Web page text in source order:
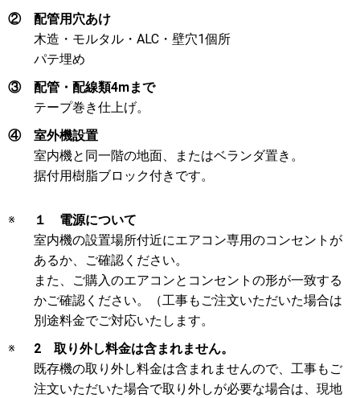
②
配管用穴あけ
木造・モルタル・ALC・壁穴1個所
パテ埋め
③
配管・配線類4mまで
テープ巻き仕上げ。
④
室外機設置
室内機と同一階の地面、またはベランダ置き。
据付用樹脂ブロック付きです。
※
１ 電源について
室内機の設置場所付近にエアコン専用のコンセントが
あるか、ご確認ください。
また、ご購入のエアコンとコンセントの形が一致する
かご確認ください。（工事もご注文いただいた場合は
別途料金でご対応いたします。
※
2 取り外し料金は含まれません。
既存機の取り外し料金は含まれませんので、工事もご
注文いただいた場合で取り外しが必要な場合は、現地